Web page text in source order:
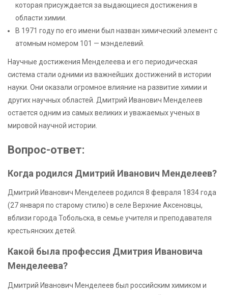
которая присуждается за выдающиеся достижения в
области химии.
В 1971 году по его имени был назван химический элемент с
атомным номером 101 — мэнделевий.
Научные достижения Менделеева и его периодическая
система стали одними из важнейших достижений в истории
науки. Они оказали огромное влияние на развитие химии и
других научных областей. Дмитрий Иванович Менделеев
остается одним из самых великих и уважаемых ученых в
мировой научной истории.
Вопрос-ответ:
Когда родился Дмитрий Иванович Менделеев?
Дмитрий Иванович Менделеев родился 8 февраля 1834 года
(27 января по старому стилю) в селе Верхние Аксеновцы,
вблизи города Тобольска, в семье учителя и преподавателя
крестьянских детей.
Какой была профессия Дмитрия Ивановича
Менделеева?
Дмитрий Иванович Менделеев был российским химиком и